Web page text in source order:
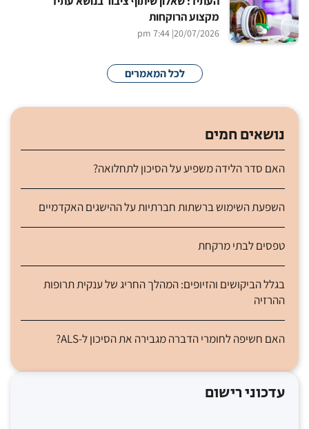
מקצוע הרוקחות
20/07/2026
| 7:44 pm
לכל המאמרים
נושאים חמים
האם סדר הלידה משפיע על הסיכון לתחלואה?
השפעת השימוש ברשתות חברתיות על ההישגים האקדמיים
טפסים לבתי מרקחת
בגלל הביקושים והזיופים: המהלך החריג של ענקית תרופות
ההרזיה
האם חשיפה לחומרי הדברה מגבירה את הסיכון ל-ALS?
עדכוני רישום